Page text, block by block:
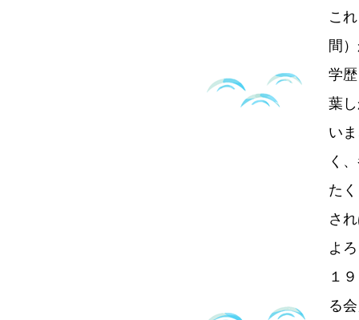
こ
間
学
葉
い
く
た
さ
よ
１
る